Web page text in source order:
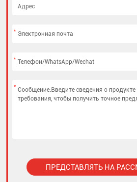
*
*
*
ПРЕДСТАВЛЯТЬ НА